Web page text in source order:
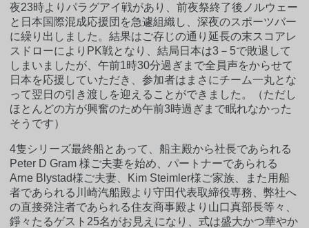
夜23時よりパラグアイ戦があり、前夜祭終了後ノルウェー
と日本国際混成応援団を急遽組織し、深夜のスポーツバー
に繰り出しました。結果はご存じの通り延長の末スコアレ
スドローによりPK戦となり、結局日本は3－5で敗退して
しまいましたが、午前1時30分過ぎまで全員声をからせて
日本を応援していただき、参加者はまさにチーム一丸とな
って翌日の引き渡しを迎えることができました。（ただし
ほとんどの方が興奮のため午前3時過ぎまで眠れなかった
そうです）
4隻シリーズ最終船とあって、船主殿から社長であられる
Peter D Gram 様ご夫妻を始め、パートナーであられる
Arne Blystad様ご夫妻、Kim Steimler様ご家族、また用船
者であられる川崎汽船殿より守田代表取締役専務、弊社へ
の直接発注者であられる住友商事殿より山口真部長等々、
錚々たるゲスト25名がお見えになり、式は盛大かつ華やか